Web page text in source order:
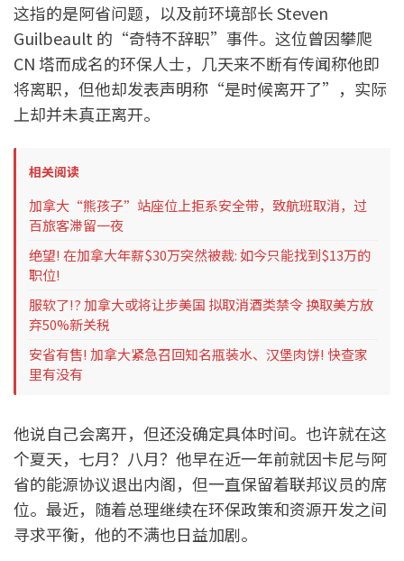
这指的是阿省问题，以及前环境部长 Steven
Guilbeault 的“奇特不辞职”事件。这位曾因攀爬
CN 塔而成名的环保人士，几天来不断有传闻称他即
将离职，但他却发表声明称“是时候离开了”，实际
上却并未真正离开。
相关阅读
加拿大“熊孩子”站座位上拒系安全带，致航班取消，过
百旅客滞留一夜
绝望! 在加拿大年薪$30万突然被裁: 如今只能找到$13万的
职位!
服软了!? 加拿大或将让步美国 拟取消酒类禁令 换取美方放
弃50%新关税
安省有售! 加拿大紧急召回知名瓶装水、汉堡肉饼! 快查家
里有没有
他说自己会离开，但还没确定具体时间。也许就在这
个夏天，七月？八月？他早在近一年前就因卡尼与阿
省的能源协议退出内阁，但一直保留着联邦议员的席
位。最近，随着总理继续在环保政策和资源开发之间
寻求平衡，他的不满也日益加剧。